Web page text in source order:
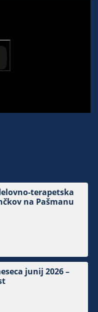
terapetska
na Pašmanu
junij 2026 –